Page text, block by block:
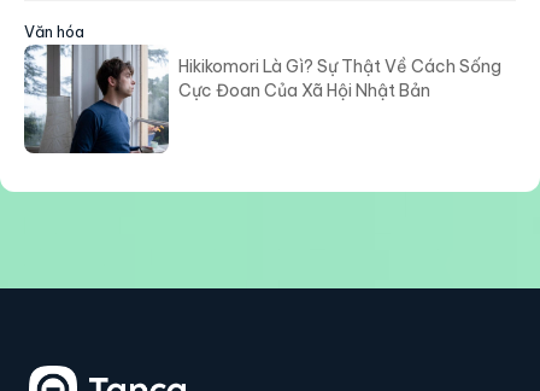
Văn hóa
Hikikomori Là Gì? Sự Thật Về Cách Sống
Cực Đoan Của Xã Hội Nhật Bản